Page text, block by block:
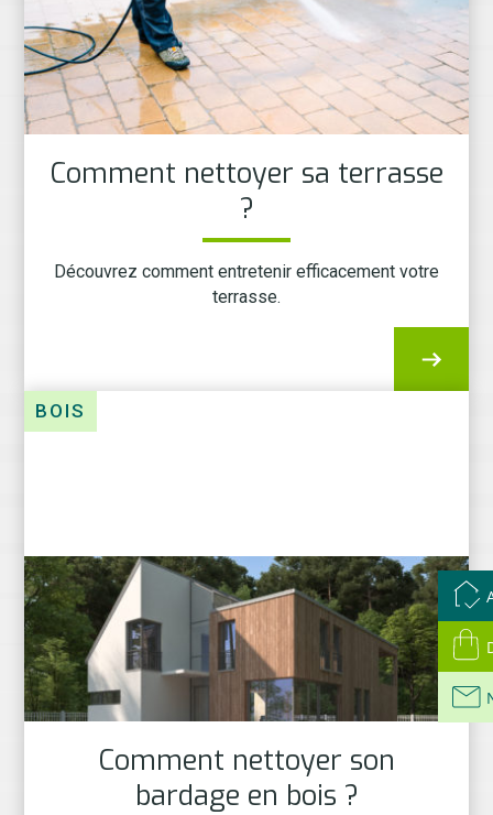
Comment nettoyer sa terrasse
?
Découvrez comment entretenir efficacement votre
terrasse.
BOIS
Comment nettoyer son
bardage en bois ?